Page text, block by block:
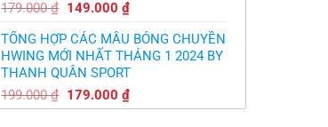
179.000₫ Giá
là:
179.000 ₫.
149.000 ₫Giá
tại
là:
TỔNG HỢP CÁC MẪU BÓNG CHUYỀN
HWING MỚI NHẤT THÁNG 1 2024 BY
THANH QUÂN SPORT
199.000₫ Giá
gốc
179.000 ₫Giá
hiện